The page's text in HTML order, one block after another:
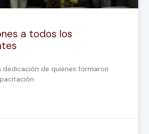
a todos los
dedicación de quienes formaron